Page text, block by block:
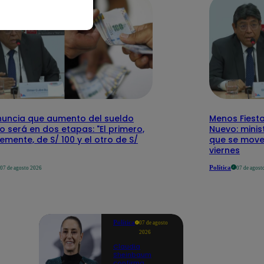
que aumento del sueldo
será en dos etapas: "El primero,
de S/ 100 y el otro de S/
07 de agosto 2026
Menos
Nuevo:
que se
viernes
Política 07 de
Política
07 de agosto
2026
Claudia
Sheinbaum